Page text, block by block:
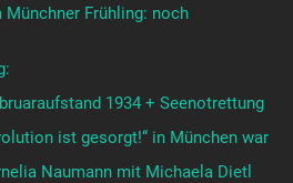
Frühling: noch
1934 + Seenotrettung
ist gesorgt!“ in München war
Naumann mit Michaela Dietl